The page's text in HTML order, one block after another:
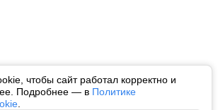
чтобы сайт работал корректно и
Подробнее — в Политике